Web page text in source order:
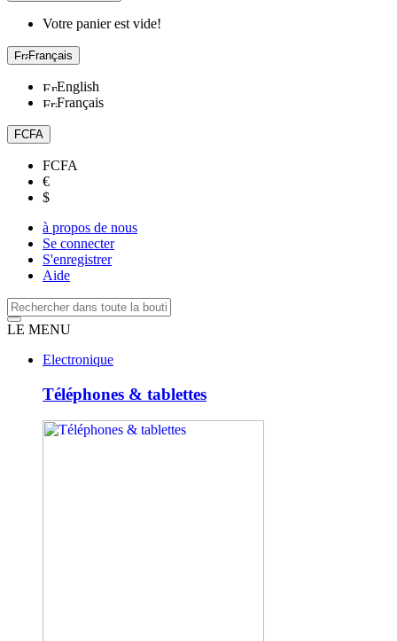
Votre panier est vide!
Français
English
Français
FCFA
FCFA
€
$
à propos de nous
Se connecter
S'enregistrer
Aide
LE MENU
Electronique
Téléphones & tablettes